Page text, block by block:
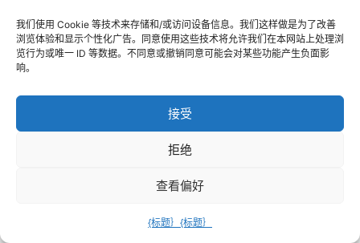
我们使用 Cookie 等技术来存储和/或访问设备信息。我们这样做是为了改善
浏览体验和显示个性化广告。同意使用这些技术将允许我们在本网站上处理浏
览行为或唯一 ID 等数据。不同意或撤销同意可能会对某些功能产生负面影
响。
接受
拒绝
查看偏好
{标题｝ {标题｝
Atividade Financeira em Portugal: Recibos Verdes, CAE,
Contabilidade e Comparação com o Brasil A atividade
financeira em Portugal é essencial para aqueles que
independente. Neste artigo, exploraremos o que é a
atividade em Portugal, o que são os famosos “recibos
verdes”, como abrir atividade nas finanças e escolher a